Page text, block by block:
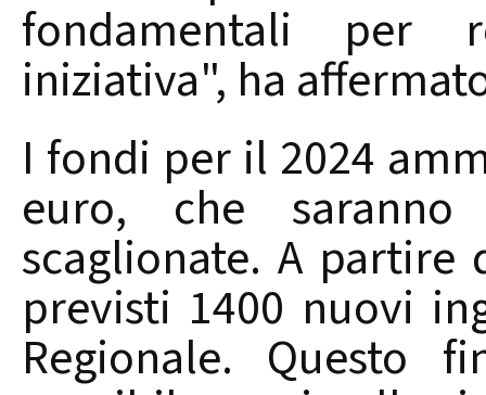
fondamentali per
iniziativa", ha
I fondi per il 2024
euro, che
scaglionate. A
previsti 1400 nuovi
Regionale. Questo